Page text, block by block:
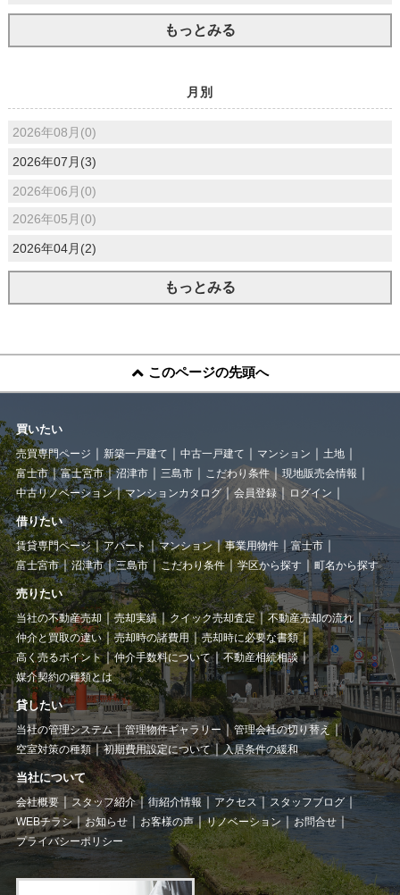
もっとみる
月別
2026年08月(0)
2026年07月(3)
2026年06月(0)
2026年05月(0)
2026年04月(2)
もっとみる
このページの先頭へ
買いたい
売買専門ページ 新築一戸建て 中古一戸建て マンション
土地
富士市
富士宮市 沼津市 三島市 こだわり条件
現地販売会情報
中古リノベーション
マンションカタログ 会員登録 ログイン
借りたい
賃貸専門ページ アパート マンション 事業用物件
富士市
富士宮市
沼津市 三島市 こだわり条件 学区から探す 町名から探す
売りたい
当社の不動産売却 売却実績 クイック売却査定
不動産売却の流れ
仲介と買取の違い
売却時の諸費用
売却時に必要な書類
高く売るポイント
仲介手数料について
不動産相続相談
媒介契約の種類とは
貸したい
当社の管理システム 管理物件ギャラリー
管理会社の切り替え
空室対策の種類
初期費用設定について 入居条件の緩和
当社について
会社概要 スタッフ紹介 街紹介情報 アクセス
スタッフブログ
WEBチラシ
お知らせ お客様の声 リノベーション
お問合せ
プライバシーポリシー